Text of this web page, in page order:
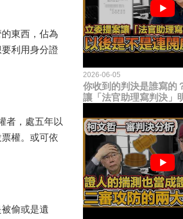
東西，佔為
利用身分證
者，處五年以
權。或可依
偷或是遺
2026-06-05
你收到的判決是誰寫的
讓「法官助理寫判決」